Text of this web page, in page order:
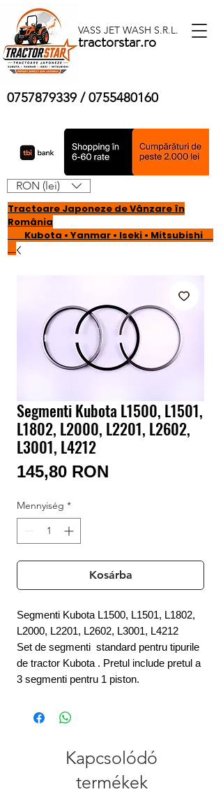
VASS JET WASH S.R.L.
tractorstar.ro
0757879339 /0755480160
Tractoare Japoneze de Vânzare în
România
Kubota • Yanmar • Iseki • Mitsubishi
Bejelentkezés / Regisztráció
RON (lei)
Segmenti Kubota L1500, L1501,
L1802, L2000, L2201, L2602,
L3001, L4212
145,80 RON
Mennyiség *
Kosárba
Segmenti Kubota L1500, L1501, L1802,
L2000, L2201, L2602, L3001, L4212
Set de segmenti standard pentru tipurile
de tractor Kubota . Pretul include pretul a
3 segmenti pentru 1 piston.
Kapcsolódó
termékek